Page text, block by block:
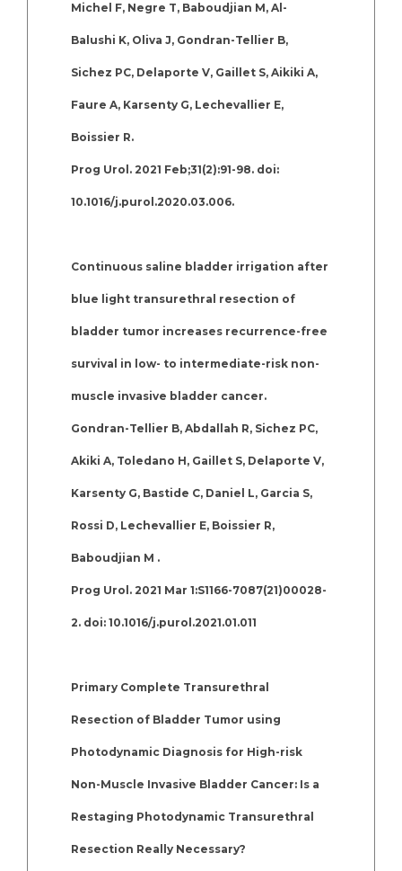
Michel F, Negre T, Baboudjian M, Al-
Balushi K, Oliva J, Gondran-Tellier B,
Sichez PC, Delaporte V, Gaillet S, Aikiki A,
Faure A, Karsenty G, Lechevallier E,
Boissier R.
Prog Urol. 2021 Feb;31(2):91-98. doi:
10.1016/j.purol.2020.03.006.
Continuous saline bladder irrigation after
blue light transurethral resection of
bladder tumor increases recurrence-free
survival in low- to intermediate-risk non-
muscle invasive bladder cancer.
Gondran-Tellier B, Abdallah R, Sichez PC,
Akiki A, Toledano H, Gaillet S, Delaporte V,
Karsenty G, Bastide C, Daniel L, Garcia S,
Rossi D, Lechevallier E, Boissier R,
Baboudjian M .
Prog Urol. 2021 Mar 1:S1166-7087(21)00028-
2. doi: 10.1016/j.purol.2021.01.011
Primary Complete Transurethral
Resection of Bladder Tumor using
Photodynamic Diagnosis for High-risk
Non-Muscle Invasive Bladder Cancer: Is a
Restaging Photodynamic Transurethral
Resection Really Necessary?